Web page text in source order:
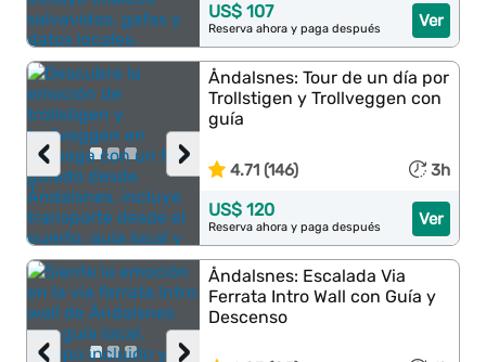
Ver
US$ 107
Reserva ahora y paga después
›
‹
Åndalsnes: Tour de un día por
Trollstigen y Trollveggen con
guía
4.71 (146) 3h
Ver
US$ 120
Reserva ahora y paga después
›
‹
Åndalsnes: Escalada Via
Ferrata Intro Wall con Guía y
Descenso